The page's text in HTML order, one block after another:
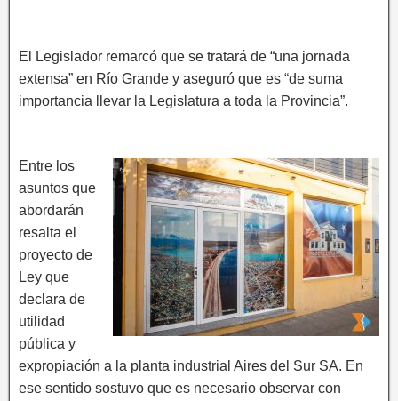
El Legislador remarcó que se tratará de “una jornada
extensa” en Río Grande y aseguró que es “de suma
importancia llevar la Legislatura a toda la Provincia”.
Entre los
asuntos que
abordarán
resalta el
proyecto de
Ley que
declara de
utilidad
pública y
expropiación a la planta industrial Aires del Sur SA. En
ese sentido sostuvo que es necesario observar con